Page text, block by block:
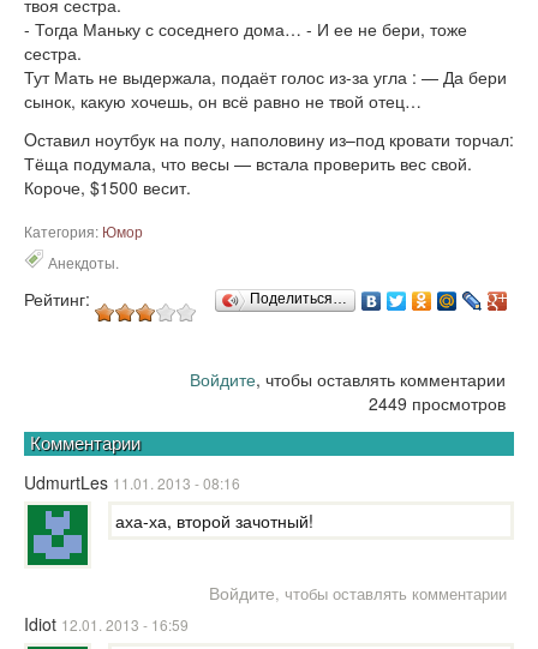
- Тогда Маньку с соседнего дома… - И ее не бери, тоже
сестра.
Тут Мать не выдержала, подаёт голос из-за угла : — Да бери
сынок, какую хочешь, он всё равно не твой отец…
Oставил ноутбук на полу, наполовину из–под кровати торчал:
Тёща подумала, что весы — встала проверить вес свой.
Короче, $1500 весит.
Категория: Юмор
Анекдоты.
Рейтинг: Поделиться…
Войдите, чтобы оставлять комментарии
2449 просмотров
Комментарии
UdmurtLes 11.01. 2013 - 08:16
аха-ха, второй зачотный!
Войдите, чтобы оставлять комментарии
Idiot 12.01. 2013 - 16:59